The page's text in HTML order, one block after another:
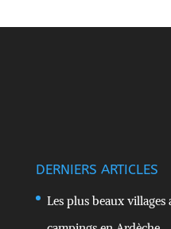
DERNIERS ARTICLES
Les plus beaux villages